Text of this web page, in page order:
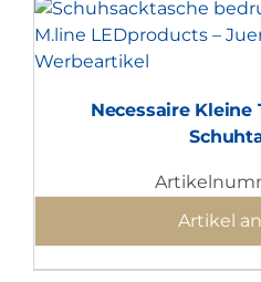
Necessaire Kleine
Artikel